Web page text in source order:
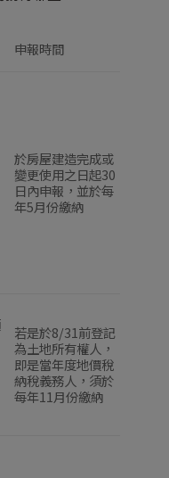
申報時間
於房屋建造完成或
變更使用之日起30
日內申報，並於每
年5月份繳納
若是於8/31前登記
為土地所有權人，
即是當年度地價稅
納稅義務人，須於
每年11月份繳納